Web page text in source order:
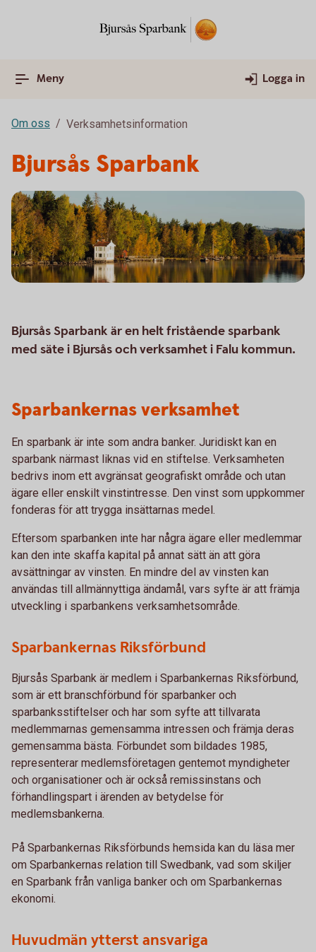
Meny Logga in
Om oss Verksamhetsinformation
Bjursås Sparbank
Bjursås Sparbank är en helt fristående sparbank
med säte i Bjursås och verksamhet i Falu kommun.
Sparbankernas verksamhet
En sparbank är inte som andra banker. Juridiskt kan en
sparbank närmast liknas vid en stiftelse. Verksamheten
bedrivs inom ett avgränsat geografiskt område och utan
ägare eller enskilt vinstintresse. Den vinst som uppkommer
fonderas för att trygga insättarnas medel.
Eftersom sparbanken inte har några ägare eller medlemmar
kan den inte skaffa kapital på annat sätt än att göra
avsättningar av vinsten. En mindre del av vinsten kan
användas till allmännyttiga ändamål, vars syfte är att främja
utveckling i sparbankens verksamhetsområde.
Sparbankernas Riksförbund
Bjursås Sparbank är medlem i Sparbankernas Riksförbund,
som är ett branschförbund för sparbanker och
sparbanksstiftelser och har som syfte att tillvarata
medlemmarnas gemensamma intressen och främja deras
gemensamma bästa. Förbundet som bildades 1985,
representerar medlemsföretagen gentemot myndigheter
och organisationer och är också remissinstans och
förhandlingspart i ärenden av betydelse för
medlemsbankerna.
På Sparbankernas Riksförbunds hemsida kan du läsa mer
om Sparbankernas relation till Swedbank, vad som skiljer
en Sparbank från vanliga banker och om Sparbankernas
ekonomi.
Huvudmän ytterst ansvariga